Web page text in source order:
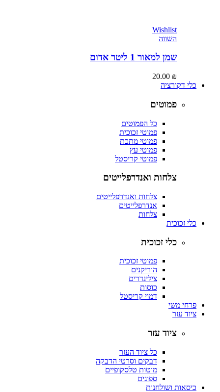
Wishlist
שמן למאור 1 ליטר אדום
20.00
כלי דקורציה
פמוטים
כל הפמוטים
פמוטי זכוכית
פמוטי מתכת
פמוטי עץ
פמוטי קריסטל
צלחות ואנדרפלייטים
צלחות ואנדרפלייטים
אנדרפלייטים
צלחות
כלי זכוכית
כלי זכוכית
פמוטי זכוכית
הוריקנים
צילינדרים
כוסות
דמוי קריסטל
פרחי משי
ציוד עזר
ציוד עזר
כל ציוד העזר
דבקים וסרטי הדבקה
מוטות טלסקופיים
ספוגים
כיסאות ושולחנות